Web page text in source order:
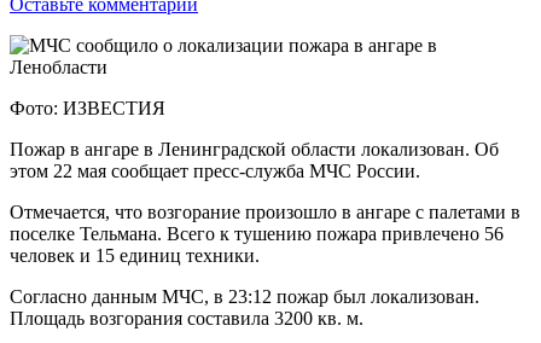
Фото: ИЗВЕСТИЯ
Пожар в ангаре в Ленинградской области локализован. Об
этом 22 мая сообщает пресс-служба МЧС России.
Отмечается, что возгорание произошло в ангаре с палетами в
поселке Тельмана. Всего к тушению пожара привлечено 56
человек и 15 единиц техники.
Согласно данным МЧС, в 23:12 пожар был локализован.
Площадь возгорания составила 3200 кв. м.